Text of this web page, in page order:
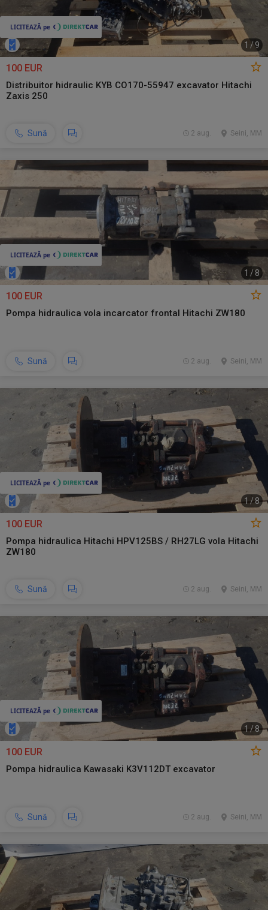
1 / 9
100 EUR
Distribuitor hidraulic KYB CO170-55947 excavator Hitachi
Zaxis 250
Sună Seini, MM
2 aug.
1 / 8
100 EUR
Pompa hidraulica vola incarcator frontal Hitachi ZW180
Sună Seini, MM
2 aug.
1 /8
100 EUR
Pompa hidraulica Hitachi HPV125BS / RH27LG vola Hitachi
ZW180
Sună Seini, MM
2 aug.
1 /8
100 EUR
Pompa hidraulica Kawasaki K3V112DT excavator
Sună Seini, MM
2 aug.